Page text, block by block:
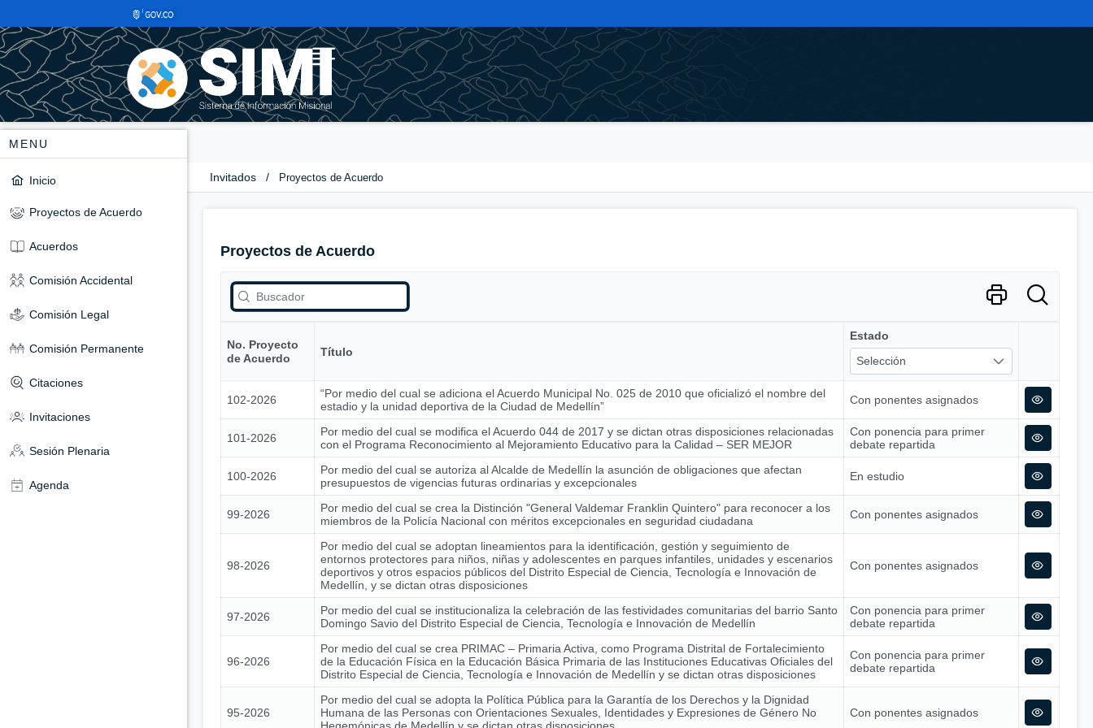
MENU
Inicio
Proyectos de Acuerdo
Acuerdos
Comisión Accidental
Comisión Legal
Comisión Permanente
Citaciones
Invitaciones
Sesión Plenaria
Agenda
Invitados / Proyectos de Acuerdo
Proyectos de Acuerdo
No. Proyecto
de Acuerdo
Título
Estado
Selección
102-2026
“Por medio del cual se adiciona el Acuerdo Municipal No. 025 de 2010 que oficializó el nombre del
estadio y la unidad deportiva de la Ciudad de Medellín”
Con ponentes asignados
101-2026
Por medio del cual se modifica el Acuerdo 044 de 2017 y se dictan otras disposiciones relacionadas
con el Programa Reconocimiento al Mejoramiento Educativo para la Calidad – SER MEJOR
Con ponencia para primer
debate repartida
100-2026
Por medio del cual se autoriza al Alcalde de Medellín la asunción de obligaciones que afectan
presupuestos de vigencias futuras ordinarias y excepcionales
En estudio
99-2026
Por medio del cual se crea la Distinción "General Valdemar Franklin Quintero" para reconocer a los
miembros de la Policía Nacional con méritos excepcionales en seguridad ciudadana
Con ponentes asignados
98-2026
Por medio del cual se adoptan lineamientos para la identificación, gestión y seguimiento de
entornos protectores para niños, niñas y adolescentes en parques infantiles, unidades y escenarios
deportivos y otros espacios públicos del Distrito Especial de Ciencia, Tecnología e Innovación de
Medellín, y se dictan otras disposiciones
Con ponentes asignados
97-2026
Por medio del cual se institucionaliza la celebración de las festividades comunitarias del barrio Santo
Domingo Savio del Distrito Especial de Ciencia, Tecnología e Innovación de Medellín
Con ponencia para primer
debate repartida
96-2026
Por medio del cual se crea PRIMAC – Primaria Activa, como Programa Distrital de Fortalecimiento
de la Educación Física en la Educación Básica Primaria de las Instituciones Educativas Oficiales del
Distrito Especial de Ciencia, Tecnología e Innovación de Medellín y se dictan otras disposiciones
Con ponencia para primer
debate repartida
95-2026
Por medio del cual se adopta la Política Pública para la Garantía de los Derechos y la Dignidad
Humana de las Personas con Orientaciones Sexuales, Identidades y Expresiones de Género No
Con ponentes asignados